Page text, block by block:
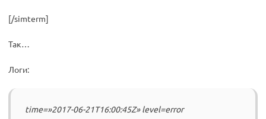
[/simterm]
Так…
Логи:
time=»2017-06-21T16:00:45Z» level=error